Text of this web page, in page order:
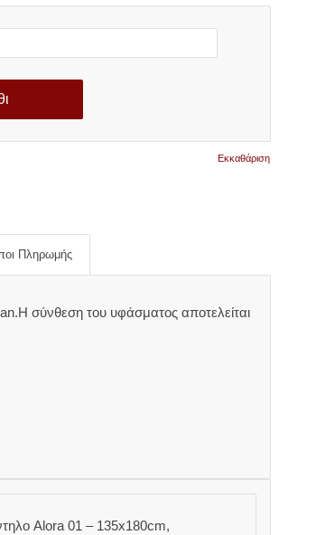
Εκκαθάριση
Πληρωμής
σύνθεση του υφάσματος αποτελείται
Alora 01 – 135x180cm,